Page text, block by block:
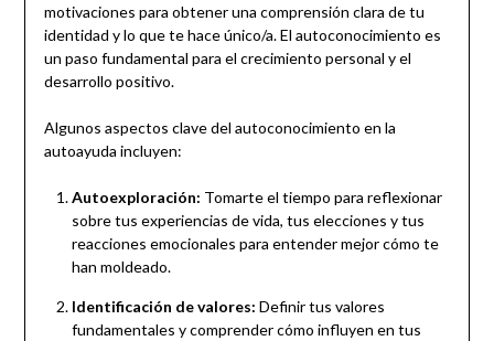
motivaciones para obtener una comprensión clara de tu
identidad y lo que te hace único/a. El autoconocimiento es
un paso fundamental para el crecimiento personal y el
desarrollo positivo.
Algunos aspectos clave del autoconocimiento en la
autoayuda incluyen:
Autoexploración: Tomarte el tiempo para reflexionar
sobre tus experiencias de vida, tus elecciones y tus
reacciones emocionales para entender mejor cómo te
han moldeado.
Identificación de valores: Definir tus valores
fundamentales y comprender cómo influyen en tus